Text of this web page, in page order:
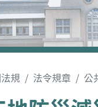
規 法令規章 公